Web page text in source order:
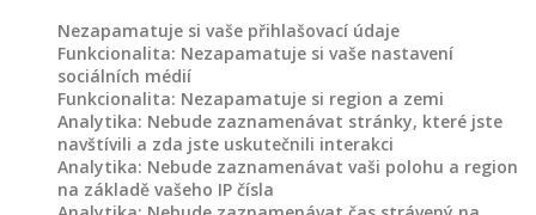
Nezapamatuje si vaše přihlašovací údaje
Funkcionalita: Nezapamatuje si vaše nastavení
sociálních médií
Funkcionalita: Nezapamatuje si region a zemi
Analytika: Nebude zaznamenávat stránky, které jste
navštívili a zda jste uskutečnili interakci
Analytika: Nebude zaznamenávat vaši polohu a region
na základě vašeho IP čísla